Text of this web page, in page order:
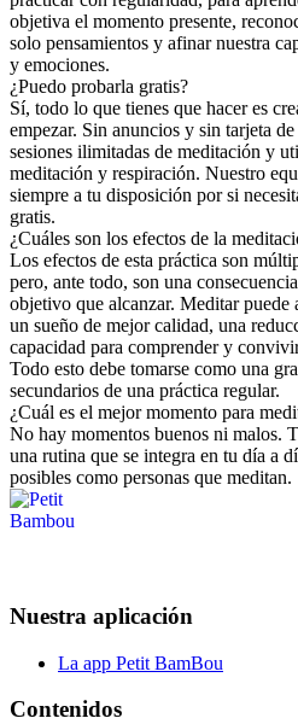
objetiva el momento presente,
solo pensamientos y afinar nuestra
y emociones.
¿Puedo probarla gratis?
Sí, todo lo que tienes que hacer es
empezar. Sin anuncios y sin tarjeta
sesiones ilimitadas de meditación y
meditación y respiración. Nuestro
siempre a tu disposición por si
gratis.
¿Cuáles son los efectos de la
Los efectos de esta práctica son
pero, ante todo, son una
objetivo que alcanzar. Meditar puede
un sueño de mejor calidad, una
capacidad para comprender y
Todo esto debe tomarse como una
secundarios de una práctica regular.
¿Cuál es el mejor momento para
No hay momentos buenos ni malos.
una rutina que se integra en tu día a
posibles como personas que meditan.
Nuestra aplicación
La app Petit BamBou
Contenidos